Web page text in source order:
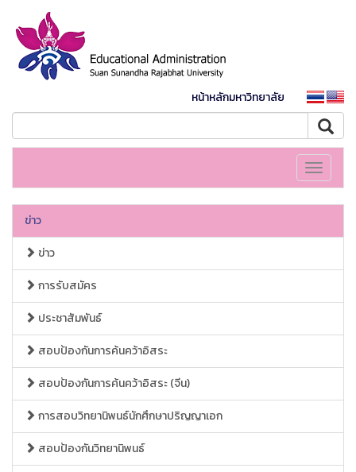
หน้าหลักมหาวิทยาลัย
Toggle
ข่าว
ข่าว
การรับสมัคร
ประชาสัมพันธ์
สอบป้องกันการค้นคว้าอิสระ
สอบป้องกันการค้นคว้าอิสระ (จีน)
การสอบวิทยานิพนธ์นักศึกษาปริญญาเอก
สอบป้องกันวิทยานิพนธ์